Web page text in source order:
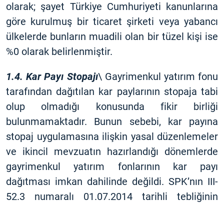
olarak; şayet Türkiye Cumhuriyeti kanunlarına
göre kurulmuş bir ticaret şirketi veya yabancı
ülkelerde bunların muadili olan bir tüzel kişi ise
%0 olarak belirlenmiştir.
1.4. Kar Payı Stopajı\ Gayrimenkul yatırım fonu
tarafından dağıtılan kar paylarının stopaja tabi
olup olmadığı konusunda fikir birliği
bulunmamaktadır. Bunun sebebi, kar payına
stopaj uygulamasına ilişkin yasal düzenlemeler
ve ikincil mevzuatın hazırlandığı dönemlerde
gayrimenkul yatırım fonlarının kar payı
dağıtması imkan dahilinde değildi. SPK’nın III-
52.3 numaralı 01.07.2014 tarihli tebliğinin